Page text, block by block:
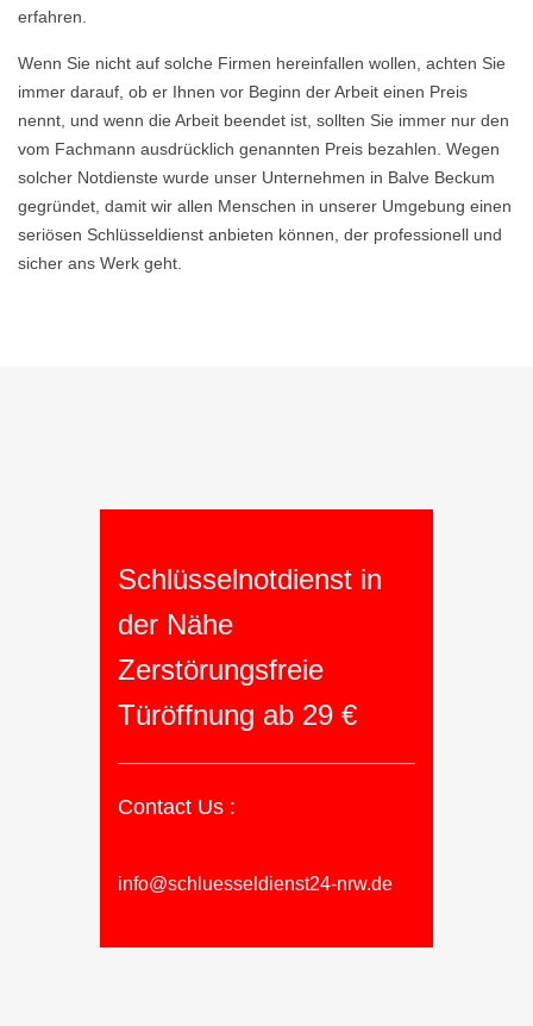
erfahren.
Wenn Sie nicht auf solche Firmen hereinfallen wollen, achten Sie
immer darauf, ob er Ihnen vor Beginn der Arbeit einen Preis
nennt, und wenn die Arbeit beendet ist, sollten Sie immer nur den
vom Fachmann ausdrücklich genannten Preis bezahlen. Wegen
solcher Notdienste wurde unser Unternehmen in Balve Beckum
gegründet, damit wir allen Menschen in unserer Umgebung einen
seriösen Schlüsseldienst anbieten können, der professionell und
sicher ans Werk geht.
Schlüsselnotdienst in
der Nähe
Zerstörungsfreie
Türöffnung ab 29 €
Contact Us :
info@schluesseldienst24-nrw.de